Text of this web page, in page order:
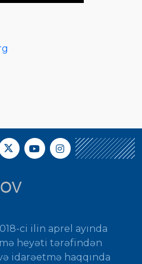
ci ilin aprel ayında
heyəti tərəfindən
idarəetmə haqqında